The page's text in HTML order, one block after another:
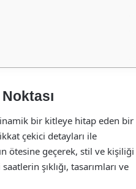
bir kitleye hitap eden bir
çekici detayları ile
ötesine geçerek, stil ve kişiliği
şıklığı, tasarımları ve